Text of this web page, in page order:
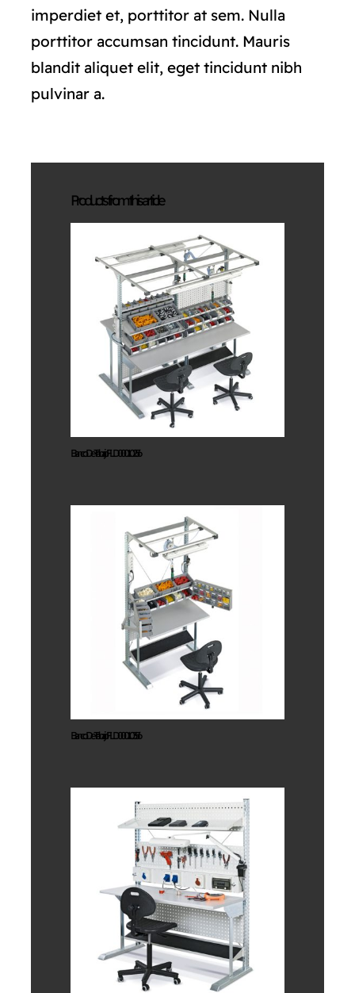
imperdiet et, porttitor at sem. Nulla
porttitor accumsan tincidunt. Mauris
blandit aliquet elit, eget tincidunt nibh
pulvinar a.
Products from this article
Banco De
Trabajo
FLD00010256
Banco De Trabajo FLD00010256
Banco De
Trabajo
FLD00010356
Banco De Trabajo FLD00010356
Banco De
Trabajo
FLD00010556